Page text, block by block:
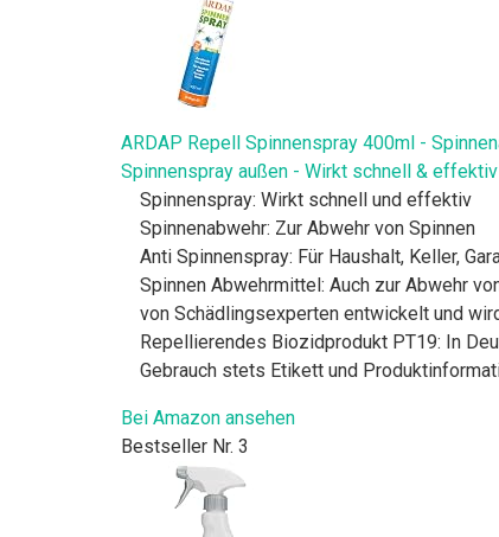
ARDAP Repell Spinnenspray 400ml -
Spinnenspray außen - Wirkt schnell &
Spinnenspray: Wirkt schnell und effektiv
Spinnenabwehr: Zur Abwehr von Spinnen
Anti Spinnenspray: Für Haushalt, Keller,
Spinnen Abwehrmittel: Auch zur Abwehr
von Schädlingsexperten entwickelt und
Repellierendes Biozidprodukt PT19: In
Gebrauch stets Etikett und
Bei Amazon ansehen
Bestseller Nr. 3